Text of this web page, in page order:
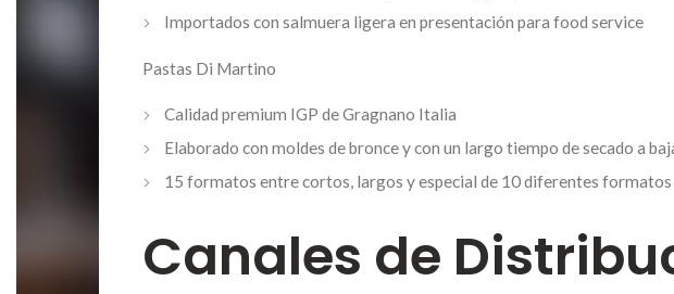
Importados con salmuera ligera en presentación para food service
Pastas Di Martino
Calidad premium IGP de Gragnano Italia
Elaborado con moldes de bronce y con un largo tiempo de secado a
15 formatos entre cortos, largos y especial de 10 diferentes formatos
Canales de